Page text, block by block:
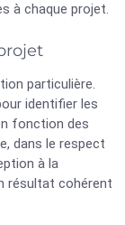
à chaque projet.
particulière.
identifier les
fonction des
dans le respect
à la
résultat cohérent